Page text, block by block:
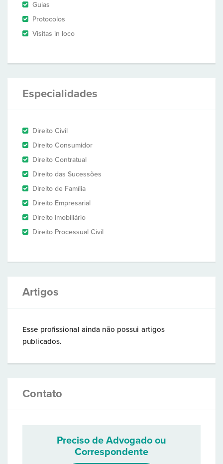
Guias
Protocolos
Visitas in loco
Especialidades
Direito Civil
Direito Consumidor
Direito Contratual
Direito das Sucessões
Direito de Família
Direito Empresarial
Direito Imobiliário
Direito Processual Civil
Artigos
Esse profissional ainda não possui artigos
publicados.
Contato
Preciso de Advogado ou
Correspondente